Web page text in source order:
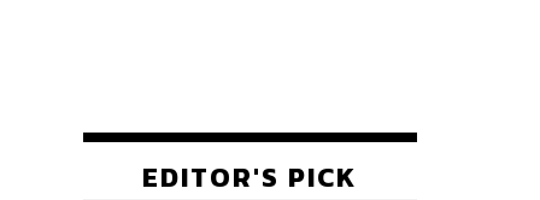
EDITOR'S PICK